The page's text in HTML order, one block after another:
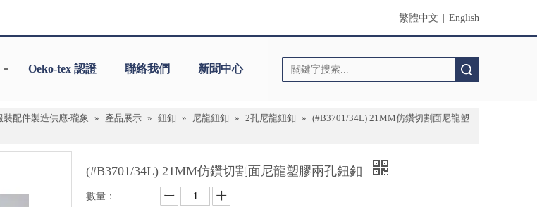
繁體中文 English
Oeko-tex 認證 聯絡我們 新聞中心
配件製造供應-瓏象 » 產品展示 » 鈕釦 » 尼龍鈕釦 » 2孔尼龍鈕釦 » (#B3701/34L) 21MM仿鑽切割面尼龍塑
(#B3701/34L) 21MM仿鑽切割面尼龍塑膠兩孔鈕釦
數量：